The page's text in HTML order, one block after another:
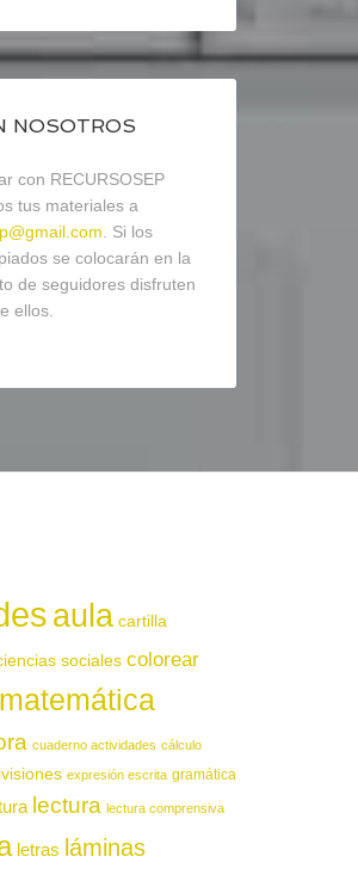
NOSOTROS
con RECURSOSEP
tus materiales a
. Si los
se colocarán en la
de seguidores disfruten
ellos.
aula cartilla
sociales colorear
cuaderno actividades cálculo
expresión escrita gramática
lectura lectura comprensiva
letras láminas